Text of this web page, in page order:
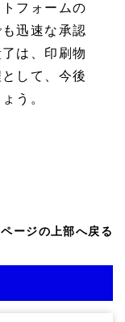
フォームの
迅速な承認
は、印刷物
して、今後
う。
ページの上部へ戻る